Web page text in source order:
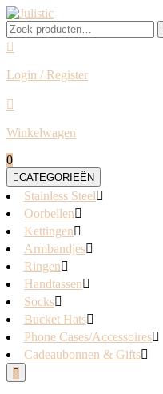
Skip
to
content
Zoeken
naar:
Login / Register
Login
Register
Winkelwagen
shopping
cart
0
CATEGORIEËN
Stainless Steel
Oorbellen
Kettingen
Armbandjes
Ringen
Handtassen
Socks
Bucket Hats
Phone Cases/Accessoires
Cadeaubonnen & Gifts
Open
Button